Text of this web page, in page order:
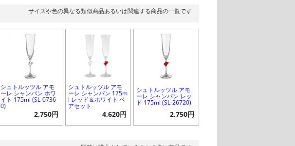
サイズや色の異なる類似商品あるいは関連する商品の一覧です
シュトルッツル アモ
ーレ シャンパン ホワ
イト 175ml (SL-0736
0)
2,750円
シュトルッツル アモ
ーレ シャンパン 175m
l レッド＆ホワイト ペ
アセット
4,620円
シュトルッツル アモ
ーレ シャンパン レッ
ド 175ml (SL-26720)
2,750円